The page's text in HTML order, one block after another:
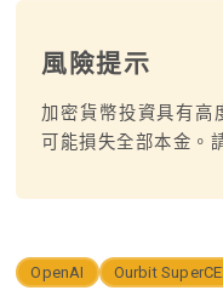
風險提示
加密貨幣投資具有高
可能損失全部本金。
OpenAI Ourbit